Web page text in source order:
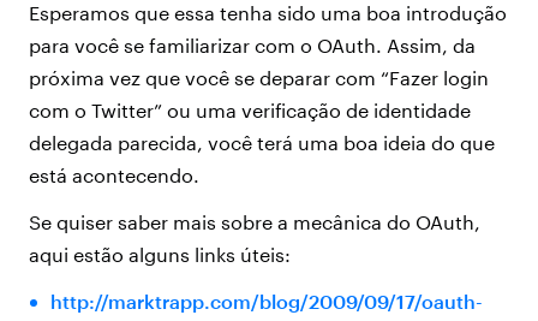
Esperamos que essa tenha sido uma boa introdução
para você se familiarizar com o OAuth. Assim, da
próxima vez que você se deparar com “Fazer login
com o Twitter” ou uma verificação de identidade
delegada parecida, você terá uma boa ideia do que
está acontecendo.
Se quiser saber mais sobre a mecânica do OAuth,
aqui estão alguns links úteis:
http://marktrapp.com/blog/2009/09/17/oauth-